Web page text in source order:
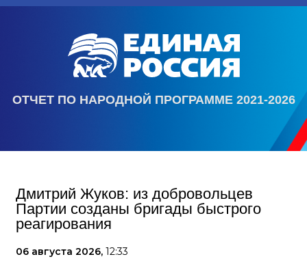
ОТЧЕТ ПО НАРОДНОЙ ПРОГРАММЕ 2021-2026
Дмитрий Жуков: из добровольцев
Партии созданы бригады быстрого
реагирования
06 августа 2026, 12:33